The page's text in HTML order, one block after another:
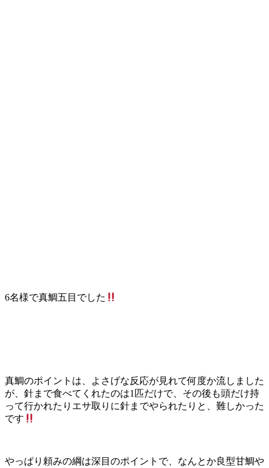
6名様で真鯛五目でした
真鯛のポイントは、よさげな反応が見れて何度か流しました
が、針まで食べてくれたのは1匹だけで、その後も頭だけ持
って行かれたりエサ取りに針までやられたりと、難しかった
です
やっぱり頼みの綱は深目のポイントで、なんとか良型甘鯛や